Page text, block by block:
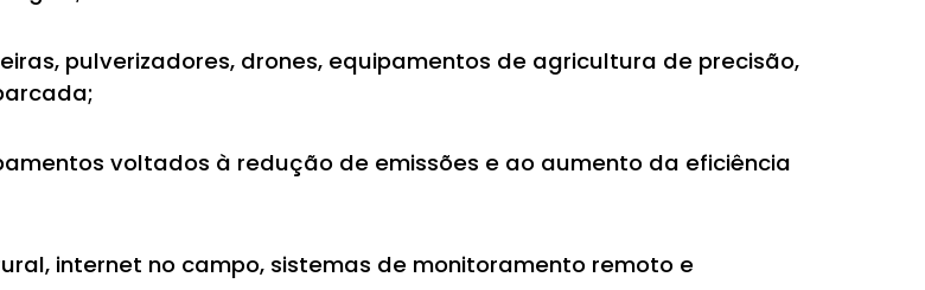
pulverizadores, drones, equipamentos de agricultura de precisão,
voltados à redução de emissões e ao aumento da eficiência
internet no campo, sistemas de monitoramento remoto e